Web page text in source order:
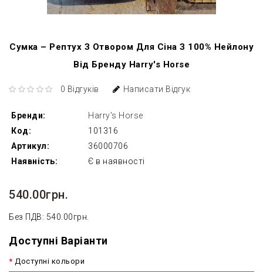
Сумка – Рептух З Отвором Для Сіна З 100% Нейлону
Від Бренду Harry's Horse
0 Відгуків Написати Відгук
Бренди:
Harry's Horse
Код:
101316
Артикул:
36000706
Наявність:
Є в наявності
540.00грн.
Без ПДВ: 540.00грн.
Доступні Варіанти
Доступні кольори